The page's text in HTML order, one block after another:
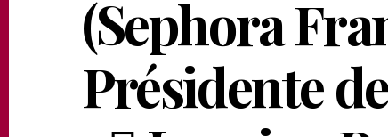
(Sephora
Présidente